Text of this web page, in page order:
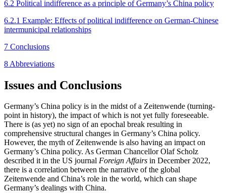
6.2 Political indifference as a principle of Germany’s China policy
6.2.1 Example: Effects of political indifference on German-Chinese
intermunicipal relationships
7 Conclusions
8 Abbreviations
Issues and Conclusions
Germany’s China policy is in the midst of a Zeitenwende (turning-
point in history), the impact of which is not yet fully foreseeable.
There is (as yet) no sign of an epochal break resulting in
comprehensive struc­tural changes in Germany’s China policy.
However, the myth of Zeitenwende is also having an impact on
Germany’s China policy. As German Chancellor Olaf Scholz
described it in the US journal Foreign Affairs in December 2022,
there is a correlation between the narrative of the global
Zeitenwende and China’s role in the world, which can shape
Germany’s dealings with China.